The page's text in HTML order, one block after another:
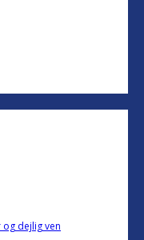
dejlig ven